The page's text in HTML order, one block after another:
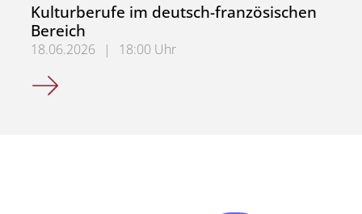
Kulturberufe im deutsch-französischen
Bereich
18.06.2026 |
18:00 Uhr
Kulturberufe im deutsch-französischen Bereich